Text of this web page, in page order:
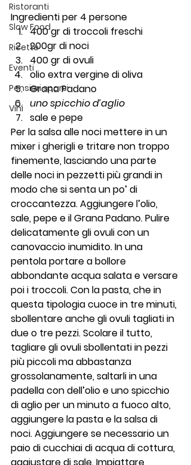
Ristoranti
Slow Food
Ricette
Eventi
Pensieri sparsi
Vini
Ingredienti per 4 persone
400 gr di troccoli freschi
200gr di noci
400 gr di ovuli
olio extra vergine di oliva
Grana Padano
uno spicchio d’aglio
sale e pepe
Per la salsa alle noci mettere in un
mixer i gherigli e tritare non troppo
finemente, lasciando una parte
delle noci in pezzetti più grandi in
modo che si senta un po’ di
croccantezza. Aggiungere l’olio,
sale, pepe e il Grana Padano. Pulire
delicatamente gli ovuli con un
canovaccio inumidito. In una
pentola portare a bollore
abbondante acqua salata e versare
poi i troccoli. Con la pasta, che in
questa tipologia cuoce in tre minuti,
sbollentare anche gli ovuli tagliati in
due o tre pezzi. Scolare il tutto,
tagliare gli ovuli sbollentati in pezzi
più piccoli ma abbastanza
grossolanamente, saltarli in una
padella con dell’olio e uno spicchio
di aglio per un minuto a fuoco alto,
aggiungere la pasta e la salsa di
noci. Aggiungere se necessario un
paio di cucchiai di acqua di cottura,